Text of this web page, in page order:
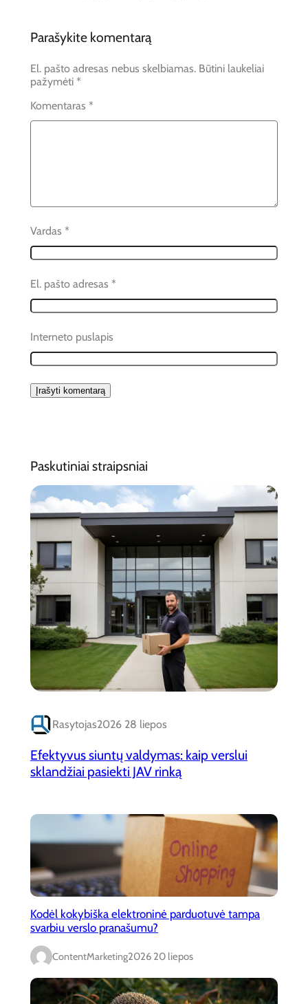
Parašykite komentarą
El. pašto adresas nebus skelbiamas. Būtini laukeliai
pažymėti *
Komentaras *
Vardas *
El. pašto adresas *
Interneto puslapis
Paskutiniai straipsniai
Rasytojas2026 28 liepos
Efektyvus siuntų valdymas: kaip verslui
sklandžiai pasiekti JAV rinką
Kodėl kokybiška elektroninė parduotuvė tampa
svarbiu verslo pranašumu?
ContentMarketing2026 20 liepos